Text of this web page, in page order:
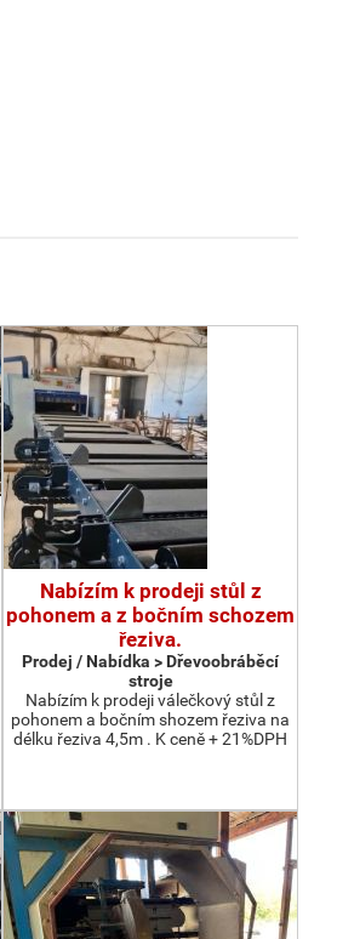
Nabízím k prodeji stůl z
pohonem a z bočním schozem
řeziva.
Prodej / Nabídka > Dřevoobráběcí
stroje
Nabízím k prodeji válečkový stůl z
pohonem a bočním shozem řeziva na
délku řeziva 4,5m . K ceně + 21%DPH